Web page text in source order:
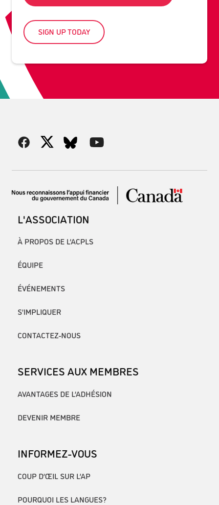
SIGN UP TODAY
L'ASSOCIATION
À PROPOS DE L’ACPLS
ÉQUIPE
ÉVÉNEMENTS
S’IMPLIQUER
CONTACTEZ-NOUS
SERVICES AUX MEMBRES
AVANTAGES DE L’ADHÉSION
DEVENIR MEMBRE
INFORMEZ-VOUS
COUP D’ŒIL SUR L’AP
POURQUOI LES LANGUES?